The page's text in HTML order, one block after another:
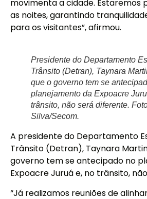
movimenta a cidade. Estaremos
as noites, garantindo
para os visitantes”, afirmou.
Presidente do Departamento
Trânsito (Detran), Taynara
que o governo tem se
planejamento da Expoacre
trânsito, não será diferente.
Silva/Secom.
A presidente do Departamento
Trânsito (Detran), Taynara
governo tem se antecipado no
Expoacre Juruá e, no trânsito,
“Já realizamos reuniões de